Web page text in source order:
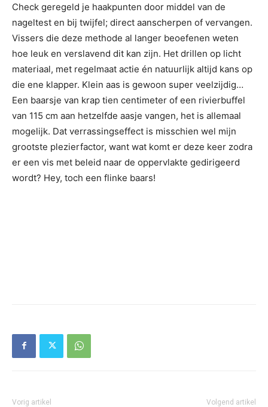
Check geregeld je haakpunten door middel van de
nageltest en bij twijfel; direct aanscherpen of vervangen.
Vissers die deze methode al langer beoefenen weten
hoe leuk en verslavend dit kan zijn. Het drillen op licht
materiaal, met regelmaat actie én natuurlijk altijd kans op
die ene klapper. Klein aas is gewoon super veelzijdig…
Een baarsje van krap tien centimeter of een rivierbuffel
van 115 cm aan hetzelfde aasje vangen, het is allemaal
mogelijk. Dat verrassingseffect is misschien wel mijn
grootste plezierfactor, want wat komt er deze keer zodra
er een vis met beleid naar de oppervlakte gedirigeerd
wordt? Hey, toch een flinke baars!
Vorig artikel Volgend artikel